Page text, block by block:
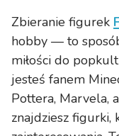
Zbieranie figurek
hobby — to
miłości do
jesteś fanem
Pottera, Marvela,
znajdziesz